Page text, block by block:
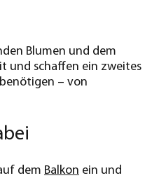
Blumen und dem
und schaffen ein zweites
– von
dem Balkon ein und